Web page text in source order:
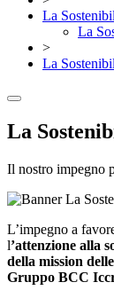
La
La
>
La
La
Il nostro impegno
L’impegno a
l’attenzione alla
della mission
Gruppo BCC